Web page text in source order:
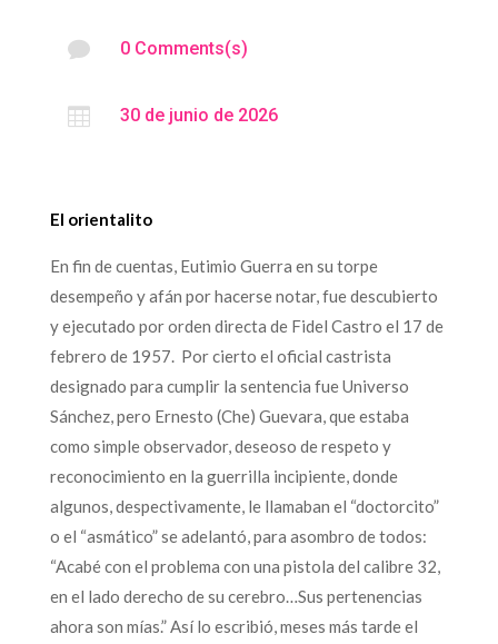
 0 Comments(s)
 30 de junio de 2026
El orientalito
En fin de cuentas, Eutimio Guerra en su torpe
desempeño y afán por hacerse notar, fue descubierto
y ejecutado por orden directa de Fidel Castro el 17 de
febrero de 1957. Por cierto el oficial castrista
designado para cumplir la sentencia fue Universo
Sánchez, pero Ernesto (Che) Guevara, que estaba
como simple observador, deseoso de respeto y
reconocimiento en la guerrilla incipiente, donde
algunos, despectivamente, le llamaban el “doctorcito”
o el “asmático” se adelantó, para asombro de todos:
“Acabé con el problema con una pistola del calibre 32,
en el lado derecho de su cerebro…Sus pertenencias
ahora son mías.” Así lo escribió, meses más tarde el